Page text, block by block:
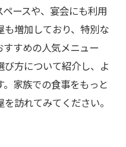
ースや、宴会にも利用
増加しており、特別な
すめの人気メニュー
方について紹介し、よ
家族での食事をもっと
訪れてみてください。